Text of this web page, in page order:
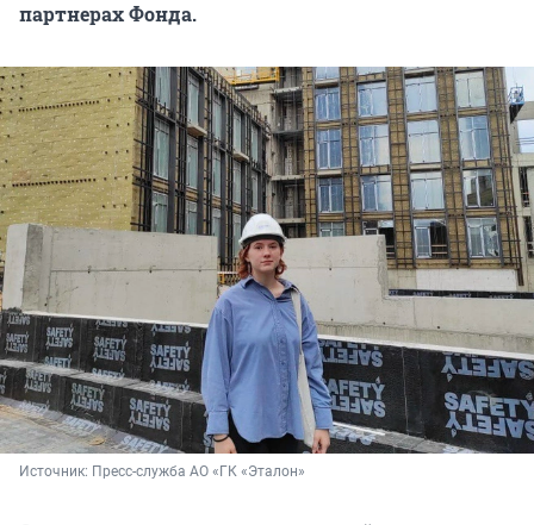
партнерах Фонда.
Источник: Пресс-служба АО «ГК «Эталон»